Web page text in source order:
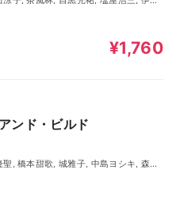
原樹, 小林直人, 清水健佑, 玉木雅士,
名枝里子
¥1,760
ンド・ビルド